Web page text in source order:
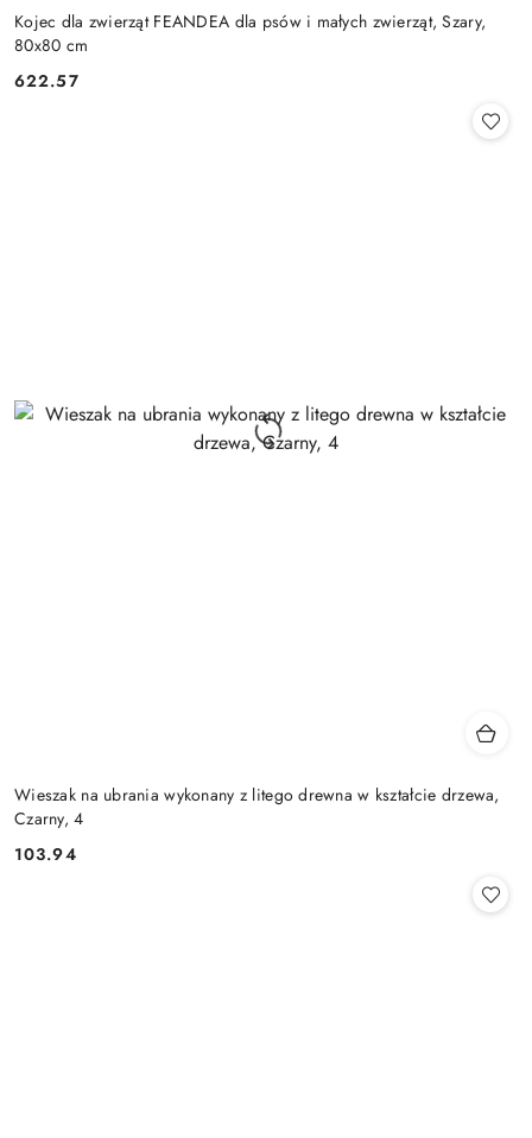
Kojec dla zwierząt FEANDEA dla psów i małych zwierząt, Szary,
80x80 cm
Cena:
622.57
Wieszak na ubrania wykonany z litego drewna w kształcie drzewa,
Czarny, 4
Cena:
103.94